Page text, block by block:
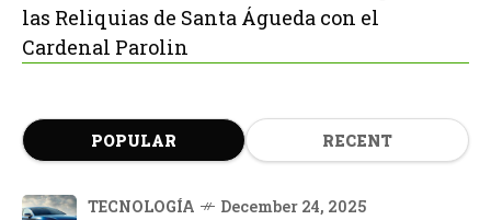
las Reliquias de Santa Águeda con el
Cardenal Parolin
POPULAR RECENT
TECNOLOGÍA December 24, 2025